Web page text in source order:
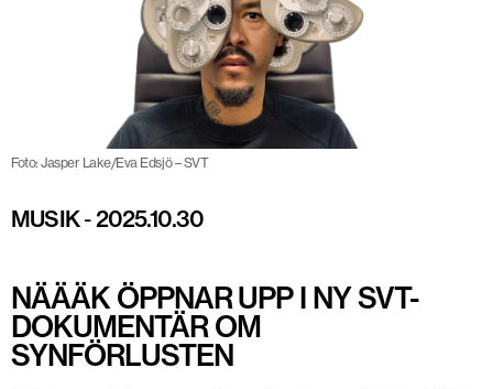
Foto: Jasper Lake/Eva Edsjö – SVT
MUSIK-2025.10.30
NÄÄÄK ÖPPNAR UPP I NY SVT-
DOKUMENTÄR OM
SYNFÖRLUSTEN